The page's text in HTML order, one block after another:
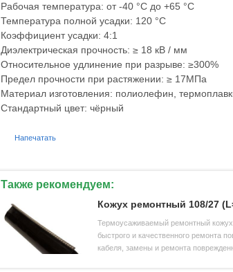
Рабочая температура: от -40 °C до +65 °C
Температура полной усадки: 120 °C
Коэффициент усадки: 4:1
Диэлектрическая прочность: ≥ 18 кВ / мм
Относительное удлинение при разрыве: ≥300%
Предел прочности при растяжении: ≥ 17МПа
Материал изготовления: полиолефин,
Стандартный цвет: чёрный
Напечатать
Также рекомендуем:
Кожух ремонтный 108/27
Термоусаживаемый ремонтный
быстрого и качественного ремонта
кабеля, замены и ремонта